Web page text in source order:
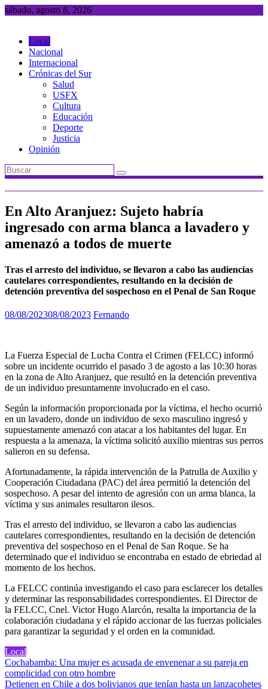
Saltar
sábado, agosto 8, 2026
Local
Nacional
Internacional
Crónicas del Sur
Salud
USFX
Cultura
Educación
Deporte
Justicia
Opinión
En Alto Aranjuez: Sujeto habría
ingresado con arma blanca a lavadero y
amenazó a todos de muerte
Tras el arresto del individuo, se llevaron a cabo las audiencias
cautelares correspondientes, resultando en la decisión de
detención preventiva del sospechoso en el Penal de San Roque
08/08/202308/08/2023 Fernando
La Fuerza Especial de Lucha Contra el Crimen (FELCC) informó
sobre un incidente ocurrido el pasado 3 de agosto a las 10:30 horas
en la zona de Alto Aranjuez, que resultó en la detención preventiva
de un individuo presuntamente involucrado en el caso.
Según la información proporcionada por la víctima, el hecho ocurrió
en un lavadero, donde un individuo de sexo masculino ingresó y
supuestamente amenazó con atacar a los habitantes del lugar. En
respuesta a la amenaza, la víctima solicitó auxilio mientras sus perros
salieron en su defensa.
Afortunadamente, la rápida intervención de la Patrulla de Auxilio y
Cooperación Ciudadana (PAC) del área permitió la detención del
sospechoso. A pesar del intento de agresión con un arma blanca, la
víctima y sus animales resultaron ilesos.
Tras el arresto del individuo, se llevaron a cabo las audiencias
cautelares correspondientes, resultando en la decisión de detención
preventiva del sospechoso en el Penal de San Roque. Se ha
determinado que el individuo se encontraba en estado de ebriedad al
momento de los hechos.
La FELCC continúa investigando el caso para esclarecer los detalles
y determinar las responsabilidades correspondientes. El Director de
la FELCC, Cnel. Victor Hugo Alarcón, resalta la importancia de la
colaboración ciudadana y el rápido accionar de las fuerzas policiales
para garantizar la seguridad y el orden en la comunidad.
Local
Navegación
de
Cochabamba: Una mujer es acusada de envenenar a su pareja en
complicidad con otro hombre
Detienen en Chile a dos bolivianos que tenían hasta un lanzacohetes